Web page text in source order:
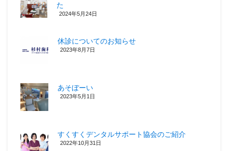
た
2024年5月24日
休診についてのお知らせ
2023年8月7日
あそぼーい
2023年5月1日
すくすくデンタルサポート協会のご紹介
2022年10月31日